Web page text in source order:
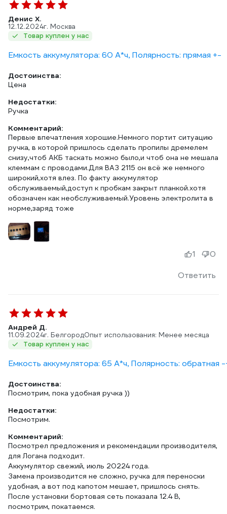
Денис Х.
12.12.2024г. Москва
Товар куплен у нас
Емкость аккумулятора: 60 А*ч, Полярность: прямая +-
Достоинства:
Цена
Недостатки:
Ручка
Комментарий:
Первые впечатления хорошие.Немного портит ситуацию
ручка, в которой пришлось сделать пропилы дремелем
снизу,чтоб АКБ таскать можно было,и чтоб она не мешала
клеммам с проводами.Для ВАЗ 2115 он всё же немного
широкий,хотя влез. По факту аккумулятор
обслуживаемый,доступ к пробкам закрыт планкой.хотя
обозначен как необслуживаемый.Уровень электролита в
норме,заряд тоже
Ответить
1 0
Андрей Д.
11.09.2024г. БелгородОпыт использования: Менее месяца
Товар куплен у нас
Емкость аккумулятора: 65 А*ч, Полярность: обратная -
Достоинства:
Посмотрим, пока удобная ручка ))
Недостатки:
Посмотрим.
Комментарий:
Посмотрел предложения и рекомендации производителя,
для Логана подходит.
Аккумулятор свежий, июль 20224 года.
Замена производится не сложно, ручка для переноски
удобная, а вот под капотом мешает, пришлось снять.
После установки бортовая сеть показала 12.4 В,
посмотрим, покатаемся.